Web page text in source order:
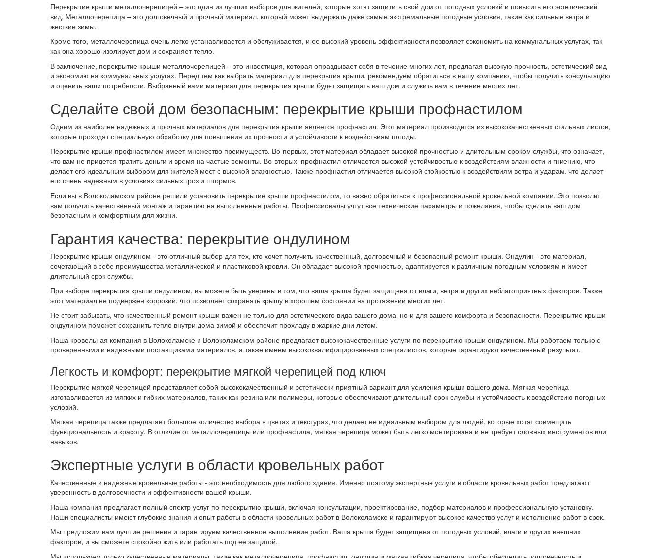
Перекрытие крыши металлочерепицей – это один из лучших выборов для жителей, которые хотят защитить свой дом от погодных условий и повысить его эстетический
вид. Металлочерепица – это долговечный и прочный материал, который может выдержать даже самые экстремальные погодные условия, такие как сильные ветра и
жесткие зимы.
Кроме того, металлочерепица очень легко устанавливается и обслуживается, и ее высокий уровень эффективности позволяет сэкономить на коммунальных услугах, так
как она хорошо изолирует дом и сохраняет тепло.
В заключение, перекрытие крыши металлочерепицей – это инвестиция, которая оправдывает себя в течение многих лет, предлагая высокую прочность, эстетический вид
и экономию на коммунальных услугах. Перед тем как выбрать материал для перекрытия крыши, рекомендуем обратиться в нашу компанию, чтобы получить консультацию
и оценить ваши потребности. Выбранный вами материал для перекрытия крыши будет защищать ваш дом и служить вам в течение многих лет.
Сделайте свой дом безопасным: перекрытие крыши профнастилом
Одним из наиболее надежных и прочных материалов для перекрытия крыши является профнастил. Этот материал производится из высококачественных стальных листов,
которые проходят специальную обработку для повышения их прочности и устойчивости к воздействиям погоды.
Перекрытие крыши профнастилом имеет множество преимуществ. Во-первых, этот материал обладает высокой прочностью и длительным сроком службы, что означает,
что вам не придется тратить деньги и время на частые ремонты. Во-вторых, профнастил отличается высокой устойчивостью к воздействиям влажности и гниению, что
делает его идеальным выбором для жителей мест с высокой влажностью. Также профнастил отличается высокой стойкостью к воздействиям ветра и ударам, что делает
его очень надежным в условиях сильных гроз и штормов.
Если вы в Волоколамском районе решили установить перекрытие крыши профнастилом, то важно обратиться к профессиональной кровельной компании. Это позволит
вам получить качественный монтаж и гарантию на выполненные работы. Профессионалы учтут все технические параметры и пожелания, чтобы сделать ваш дом
безопасным и комфортным для жизни.
Гарантия качества: перекрытие ондулином
Перекрытие крыши ондулином - это отличный выбор для тех, кто хочет получить качественный, долговечный и безопасный ремонт крыши. Ондулин - это материал,
сочетающий в себе преимущества металлической и пластиковой кровли. Он обладает высокой прочностью, адаптируется к различным погодным условиям и имеет
длительный срок службы.
При выборе перекрытия крыши ондулином, вы можете быть уверены в том, что ваша крыша будет защищена от влаги, ветра и других неблагоприятных факторов. Также
этот материал не подвержен коррозии, что позволяет сохранять крышу в хорошем состоянии на протяжении многих лет.
Не стоит забывать, что качественный ремонт крыши важен не только для эстетического вида вашего дома, но и для вашего комфорта и безопасности. Перекрытие крыши
ондулином поможет сохранить тепло внутри дома зимой и обеспечит прохладу в жаркие дни летом.
Наша кровельная компания в Волоколамске и Волоколамском районе предлагает высококачественные услуги по перекрытию крыши ондулином. Мы работаем только с
проверенными и надежными поставщиками материалов, а также имеем высококвалифицированных специалистов, которые гарантируют качественный результат.
Легкость и комфорт: перекрытие мягкой черепицей под ключ
Перекрытие мягкой черепицей представляет собой высококачественный и эстетически приятный вариант для усиления крыши вашего дома. Мягкая черепица
изготавливается из мягких и гибких материалов, таких как резина или полимеры, которые обеспечивают длительный срок службы и устойчивость к воздействию погодных
условий.
Мягкая черепица также предлагает большое количество выбора в цветах и текстурах, что делает ее идеальным выбором для людей, которые хотят совмещать
функциональность и красоту. В отличие от металлочерепицы или профнастила, мягкая черепица может быть легко монтирована и не требует сложных инструментов или
навыков.
Экспертные услуги в области кровельных работ
Качественные и надежные кровельные работы - это необходимость для любого здания. Именно поэтому экспертные услуги в области кровельных работ предлагают
уверенность в долговечности и эффективности вашей крыши.
Наша компания предлагает полный спектр услуг по перекрытию крыши, включая консультации, проектирование, подбор материалов и профессиональную установку.
Наши специалисты имеют глубокие знания и опыт работы в области кровельных работ в Волоколамске и гарантируют высокое качество услуг и исполнение работ в срок.
Мы предложим вам лучшие решения и гарантируем качественное выполнение работ. Ваша крыша будет защищена от погодных условий, влаги и других внешних
факторов, и вы сможете спокойно жить или работать под ее защитой.